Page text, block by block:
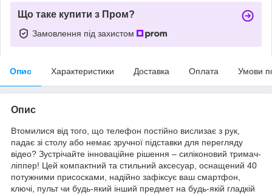
Що таке купити з Пром?
Замовлення під захистом
Опис Характеристики Доставка Оплата Умови
Опис
Втомилися від того, що телефон постійно вислизає з рук,
падає зі столу або немає зручної підставки для перегляду
відео? Зустрічайте інноваційне рішення – силіконовий тримач-
ліппер! Цей компактний та стильний аксесуар, оснащений 40
потужними присосками, надійно зафіксує ваш смартфон,
ключі, пульт чи будь-який інший предмет на будь-якій гладкій